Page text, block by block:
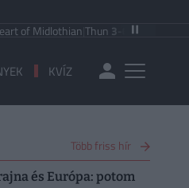
Midlothian|Thun3-0 Vikingur
KVÍZ
Több friss hír
és Európa: potom